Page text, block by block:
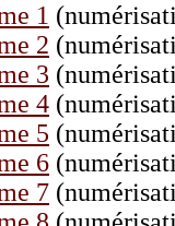
1
2
3
4
5
6
7